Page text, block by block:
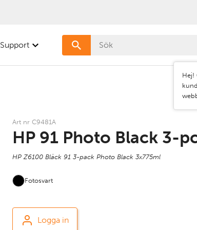
Hej!
Support
Art nr C9481A
HP 91 Photo Black 3-
HP Z6100 Bläck 91 3-pack Photo Black 3x775ml
Fotosvart
Logga in